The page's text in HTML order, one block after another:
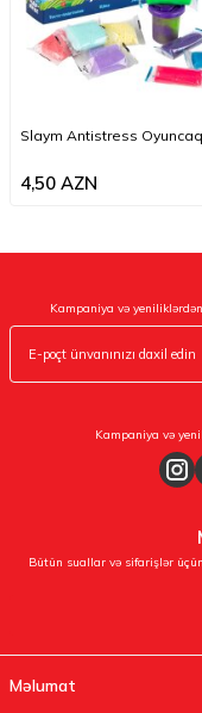
Slaym Antistress Oyuncaq
4,50 AZN
Kampaniya və
Kampaniya və
Bütün suallar və sifarişlər
Məlumat